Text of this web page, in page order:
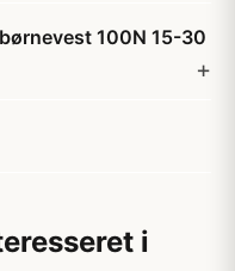
100N 15-30
i